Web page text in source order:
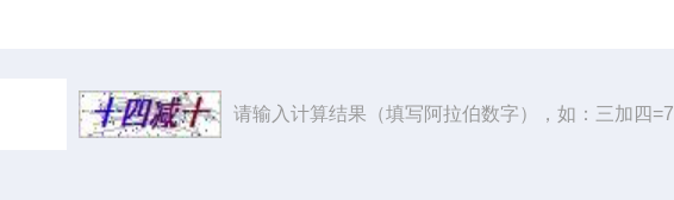
请输入计算结果（填写阿拉伯数字），如：三加四=7